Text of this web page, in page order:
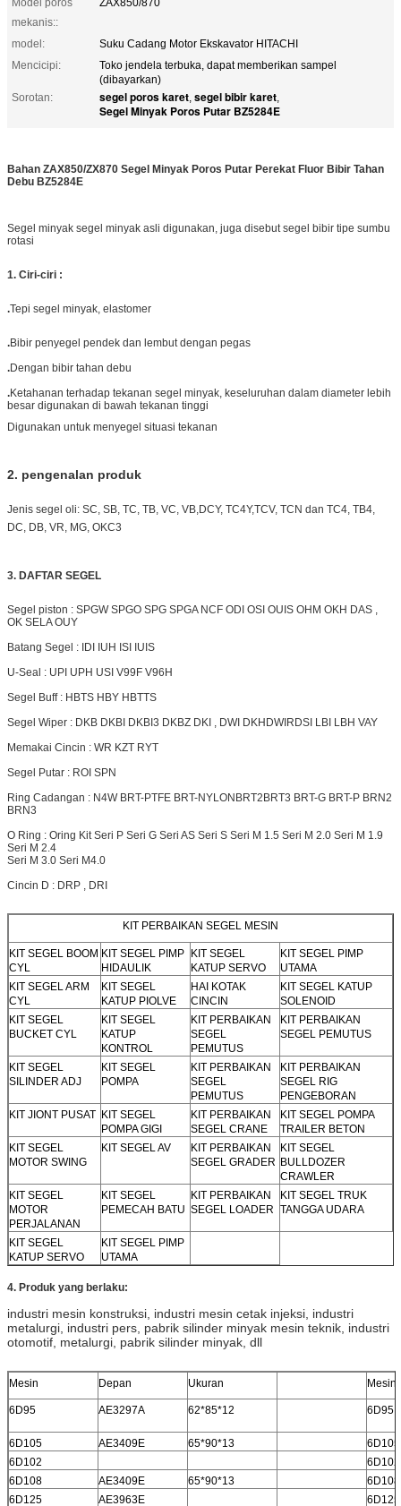
Model poros
mekanis::
ZAX850/870
model:
Suku Cadang Motor Ekskavator HITACHI
Mencicipi:
Toko jendela terbuka, dapat memberikan sampel
(dibayarkan)
Sorotan:
segel poros karet, segel bibir karet,
Segel Minyak Poros Putar BZ5284E
Bahan ZAX850/ZX870 Segel Minyak Poros Putar Perekat Fluor Bibir Tahan
Debu BZ5284E
Segel minyak segel minyak asli digunakan, juga disebut segel bibir tipe sumbu
rotasi
1. Ciri-ciri :
.Tepi segel minyak, elastomer
.Bibir penyegel pendek dan lembut dengan pegas
.Dengan bibir tahan debu
.Ketahanan terhadap tekanan segel minyak, keseluruhan dalam diameter lebih
besar digunakan di bawah tekanan tinggi
Digunakan untuk menyegel situasi tekanan
2. pengenalan produk
Jenis segel oli: SC, SB, TC, TB, VC, VB,DCY, TC4Y,TCV, TCN dan TC4, TB4,
DC, DB, VR, MG, OKC3
3. DAFTAR SEGEL
Segel piston : SPGW SPGO SPG SPGA NCF ODI OSI OUIS OHM OKH DAS ,
OK SELA OUY
Batang Segel : IDI IUH ISI IUIS
U-Seal : UPI UPH USI V99F V96H
Segel Buff : HBTS HBY HBTTS
Segel Wiper : DKB DKBI DKBI3 DKBZ DKI , DWI DKHDWIRDSI LBI LBH VAY
Memakai Cincin : WR KZT RYT
Segel Putar : ROI SPN
Ring Cadangan : N4W BRT-PTFE BRT-NYLONBRT2BRT3 BRT-G BRT-P BRN2
BRN3
O Ring : Oring Kit Seri P Seri G Seri AS Seri S Seri M 1.5 Seri M 2.0 Seri M 1.9
Seri M 2.4
Seri M 3.0 Seri M4.0
Cincin D : DRP , DRI
KIT PERBAIKAN SEGEL MESIN
KIT SEGEL BOOM
CYL
KIT SEGEL PIMP
HIDAULIK
KIT SEGEL
KATUP SERVO
KIT SEGEL PIMP
UTAMA
KIT SEGEL ARM
CYL
KIT SEGEL
KATUP PIOLVE
HAI KOTAK
CINCIN
KIT SEGEL KATUP
SOLENOID
KIT SEGEL
BUCKET CYL
KIT SEGEL
KATUP
KONTROL
KIT PERBAIKAN
SEGEL
PEMUTUS
KIT PERBAIKAN
SEGEL PEMUTUS
KIT SEGEL
SILINDER ADJ
KIT SEGEL
POMPA
KIT PERBAIKAN
SEGEL
PEMUTUS
KIT PERBAIKAN
SEGEL RIG
PENGEBORAN
KIT JIONT PUSAT KIT SEGEL
POMPA GIGI
KIT PERBAIKAN
SEGEL CRANE
KIT SEGEL POMPA
TRAILER BETON
KIT SEGEL
MOTOR SWING
KIT SEGEL AV
KIT PERBAIKAN
SEGEL GRADER
KIT SEGEL
BULLDOZER
CRAWLER
KIT SEGEL
MOTOR
PERJALANAN
KIT SEGEL
PEMECAH BATU
KIT PERBAIKAN
SEGEL LOADER
KIT SEGEL TRUK
TANGGA UDARA
KIT SEGEL
KATUP SERVO
KIT SEGEL PIMP
UTAMA
4. Produk yang berlaku:
industri mesin konstruksi, industri mesin cetak injeksi, industri
metalurgi, industri pers, pabrik silinder minyak mesin teknik, industri
otomotif, metalurgi, pabrik silinder minyak, dll
Mesin Depan Ukuran Mesin
6D95 AE3297A 62*85*12 6D95
6D105 AE3409E 65*90*13
6D105
6D102
6D102
6D108
AE3409E 65*90*13
6D108
6D125
AE3963E 6D125